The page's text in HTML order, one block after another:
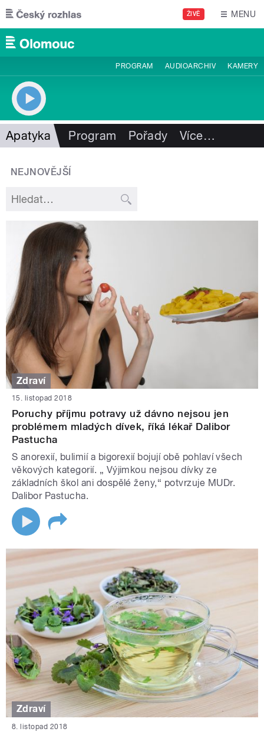
Přejít k hlavnímu obsahu
ŽIVĚ MENU
PROGRAM AUDIOARCHIV KAMERY
Apatyka Program Pořady Více…
NEJNOVĚJŠÍ
Zdraví
15. listopad 2018
Poruchy příjmu potravy už dávno nejsou jen
problémem mladých dívek, říká lékař Dalibor
Pastucha
S anorexií, bulimií a bigorexií bojují obě pohlaví všech
věkových kategorií. „ Výjimkou nejsou dívky ze
základních škol ani dospělé ženy,“ potvrzuje MUDr.
Dalibor Pastucha.
Zdraví
8. listopad 2018